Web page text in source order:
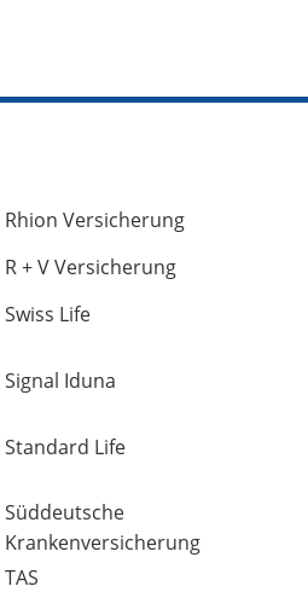
Rhion Versicherung
R + V Versicherung
Swiss Life
Signal Iduna
Standard Life
Süddeutsche
Krankenversicherung
TAS